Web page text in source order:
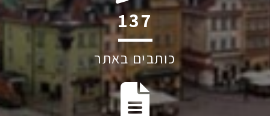
249
כותבים באתר